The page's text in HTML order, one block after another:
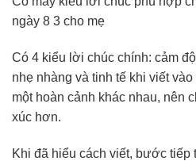
ngày 8 3 cho mẹ
Có 4 kiểu lời chúc chính: cảm
nhẹ nhàng và tinh tế khi viết
một hoàn cảnh khác nhau, nên
xúc hơn.
Khi đã hiểu cách viết, bước tiếp